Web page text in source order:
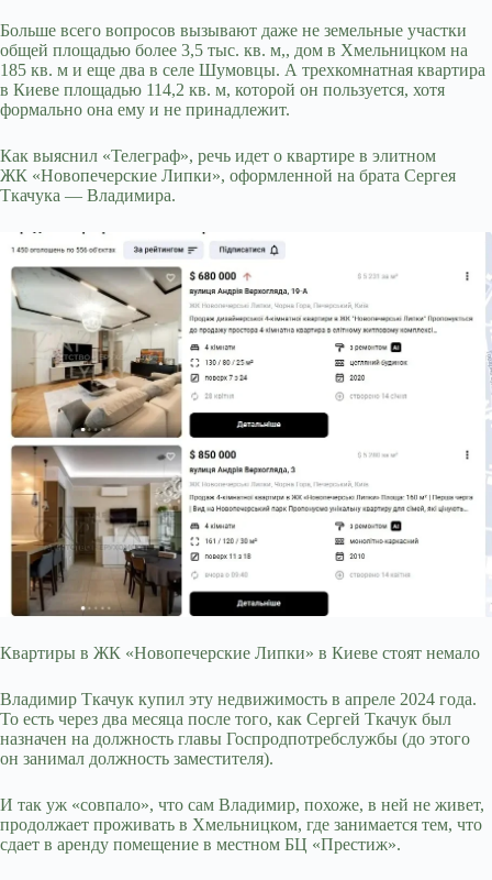
Больше всего вопросов вызывают даже не земельные участки
общей площадью более 3,5 тыс. кв. м,, дом в Хмельницком на
185 кв. м и еще два в селе Шумовцы. А трехкомнатная квартира
в Киеве площадью 114,2 кв. м, которой он пользуется, хотя
формально она ему и не принадлежит.
Как выяснил «Телеграф», речь идет о квартире в элитном
ЖК «Новопечерские Липки», оформленной на брата Сергея
Ткачука — Владимира.
Квартиры в ЖК «Новопечерские Липки» в Киеве стоят немало
Владимир Ткачук купил эту недвижимость в апреле 2024 года.
То есть через два месяца после того, как Сергей Ткачук был
назначен на должность главы Госпродпотребслужбы (до этого
он занимал должность заместителя).
И так уж «совпало», что сам Владимир, похоже, в ней не живет,
продолжает проживать в Хмельницком, где занимается тем, что
сдает в аренду помещение в местном БЦ «Престиж».